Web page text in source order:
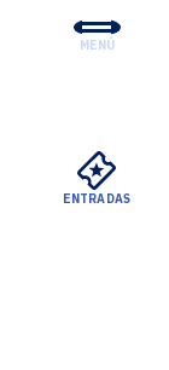
MENÚ
ENTRADAS